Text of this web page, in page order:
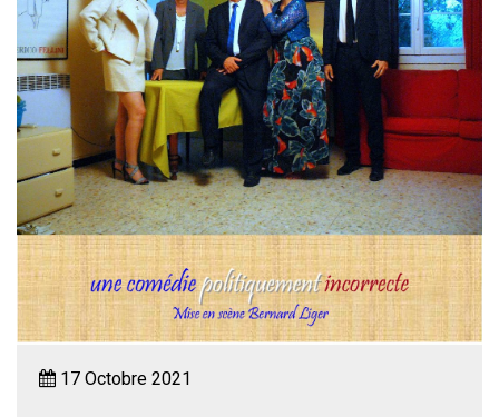
17 Octobre 2021